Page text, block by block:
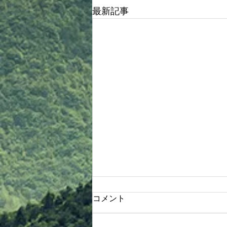
最新記事
8/8 バーベキュー大会開催
①事前に申し込みされていない方
コメント